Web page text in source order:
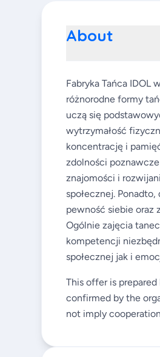
About
Fabryka Tańca IDOL
różnorodne formy
uczą się
wytrzymałość
koncentrację i
zdolności
znajomości i
społecznej.
pewność siebie oraz
Ogólnie zajęcia
kompetencji
społecznej jak i
This offer is
confirmed by the
not imply